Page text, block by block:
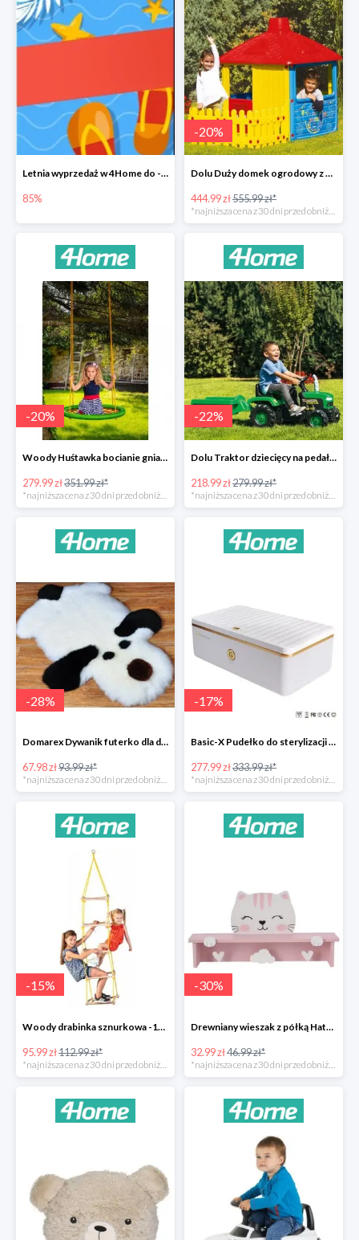
Letnia wyprzedaż w 4Home do -85%
85%
-20%
Dolu Duży domek ogrodowy z płotem -20%
444.99 zł555.99 zł*
-20%
Woody Huśtawka bocianie gniazdo -20%
279.99 zł351.99 zł*
*najniższa cena z 30 dni przed obniżką
-22%
Dolu Traktor dziecięcy na pedały z przyczepką -22%
218.99 zł279.99 zł*
*najniższa cena z 30 dni przed obniżką
-28%
Domarex Dywanik futerko dla dzieci Pies czarno-biały -28%
67.98 zł93.99 zł*
*najniższa cena z 30 dni przed obniżką
-17%
Basic-X Pudełko do sterylizacji z ozonem -17%
277.99 zł333.99 zł*
*najniższa cena z 30 dni przed obniżką
-15%
Woody drabinka sznurkowa -15%
95.99 zł112.99 zł*
-30%
Drewniany wieszak z półką Hatu, kot -30%
32.99 zł46.99 zł*